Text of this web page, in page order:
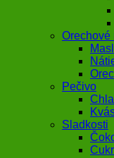
Orechové
Pečivo
Sladkosti